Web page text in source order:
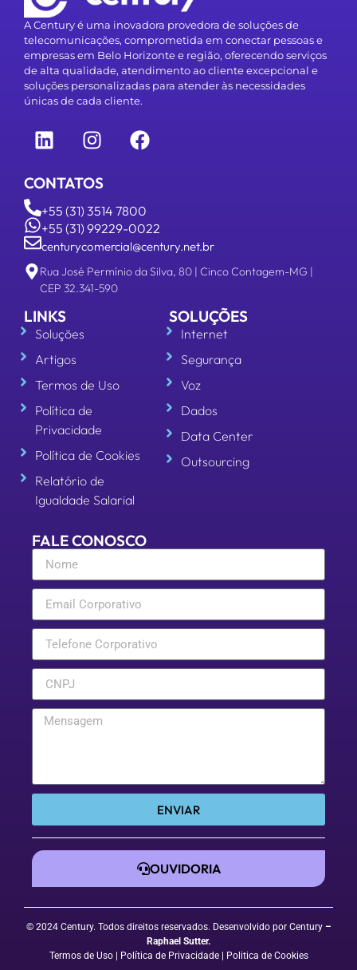
A Century é uma inovadora provedora de soluções de
telecomunicações, comprometida em conectar pessoas e
empresas em Belo Horizonte e região, oferecendo serviços
de alta qualidade, atendimento ao cliente excepcional e
soluções personalizadas para atender às necessidades
únicas de cada cliente.
CONTATOS
+55 (31) 3514 7800
+55 (31) 99229-0022
centurycomercial@century.net.br
Rua José Permínio da Silva, 80 | Cinco Contagem-MG |
CEP 32.341-590
LINKS
Soluções
Artigos
Termos de Uso
Política de
Privacidade
Política de Cookies
Relatório de
Igualdade Salarial
SOLUÇÕES
Internet
Segurança
Voz
Dados
Data Center
Outsourcing
FALE CONOSCO
ENVIAR
OUVIDORIA
© 2024 Century. Todos direitos reservados. Desenvolvido por Century –
Raphael Sutter.
Termos de Uso
| Política de Privacidade| Politica de Cookies